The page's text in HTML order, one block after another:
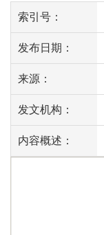
索引号：
发布日期：
来源：
发文机构：
内容概述：